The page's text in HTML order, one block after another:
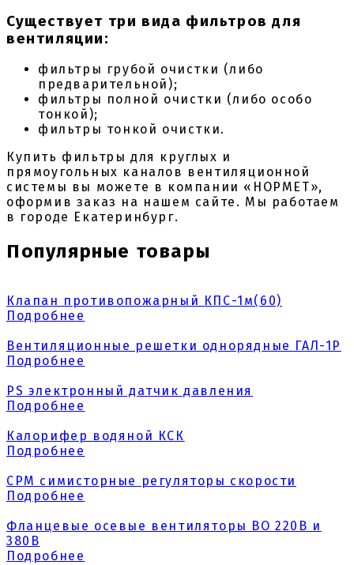
Существует три вида фильтров для
вентиляции:
фильтры грубой очистки (либо
предварительной);
фильтры полной очистки (либо особо
тонкой);
фильтры тонкой очистки.
Купить фильтры для круглых и
прямоугольных каналов вентиляционной
системы вы можете в компании «НОРМЕТ»,
оформив заказ на нашем сайте. Мы работаем
в городе Екатеринбург.
Популярные товары
Клапан противопожарный КПС-1м(60)
Подробнее
Вентиляционные решетки однорядные ГАЛ-1Р
Подробнее
PS электронный датчик давления
Подробнее
Калорифер водяной КСК
Подробнее
СРМ симисторные регуляторы скорости
Подробнее
Фланцевые осевые вентиляторы ВО 220В и
380В
Подробнее